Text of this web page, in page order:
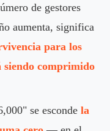
de gestores
aumenta, significa
para los
siendo comprimido
se esconde la